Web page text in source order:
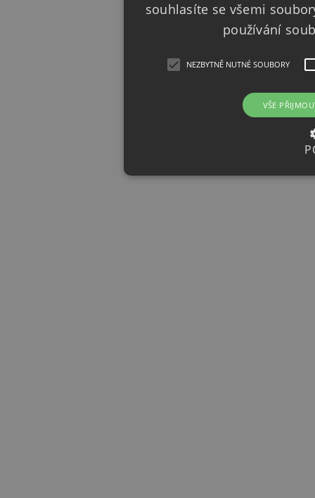
souhlasíte se všemi
používání
NEZBYTNĚ NUTNÉ SOUBORY
VŠE